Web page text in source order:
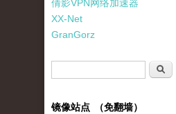
倩影VPN网络加速器
XX-Net
GranGorz
搜索
镜像站点 （免翻墙）